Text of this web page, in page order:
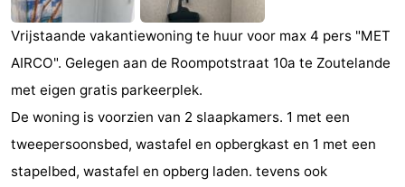
&
doen
Bezienswaardigheden
Musea
-
Galeries
Vrijstaande vakantiewoning te huur voor max 4 pers "MET
AIRCO". Gelegen aan de Roompotstraat 10a te Zoutelande
met eigen gratis parkeerplek.
De woning is voorzien van 2 slaapkamers. 1 met een
tweepersoonsbed, wastafel en opbergkast en 1 met een
stapelbed, wastafel en opberg laden. tevens ook